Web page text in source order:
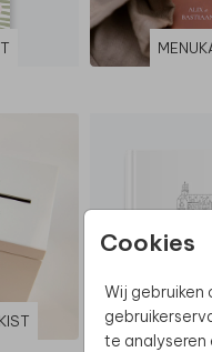
Cookies
Wij gebruiken
te